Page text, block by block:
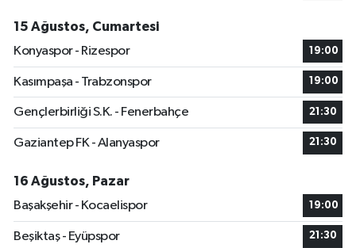
15 Ağustos, Cumartesi
Konyaspor - Rizespor
19:00
Kasımpaşa - Trabzonspor 19:00
Gençlerbirliği S.K. - Fenerbahçe 21:30
Gaziantep FK - Alanyaspor 21:30
16 Ağustos, Pazar
Başakşehir - Kocaelispor
19:00
Beşiktaş - Eyüpspor 21:30